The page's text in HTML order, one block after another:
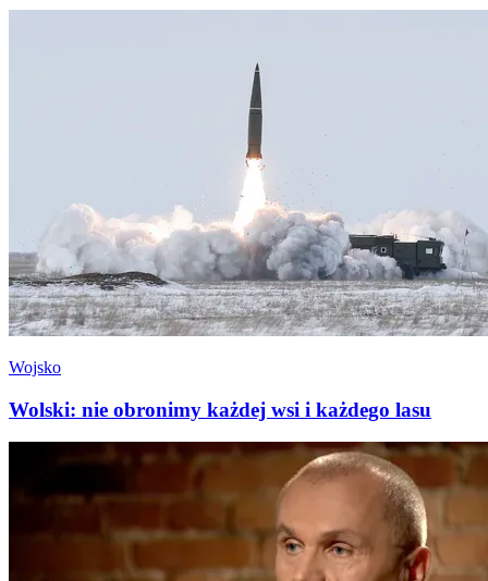
Wojsko
Wolski: nie obronimy każdej wsi i każdego lasu